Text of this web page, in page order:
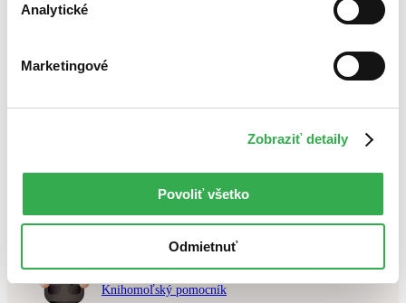
Analytické
Marketingové
Zobraziť detaily
Povoliť všetko
Odmietnuť
Top hodnotené
Najlacnejšie
Najvyššia zľava
Nebol nájdenýžiadny titulvyhovujúci zadaným podmienkam.
Skúste prosím zmeniť vyhľadávaný výraz.
Chcete poradiť knihu?
Náš pomocník Sherlock vám ju s radosťou vypátra!
Knihomoľský pomocník